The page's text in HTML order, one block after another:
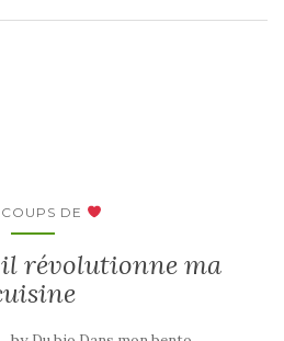
DE
révolutionne ma